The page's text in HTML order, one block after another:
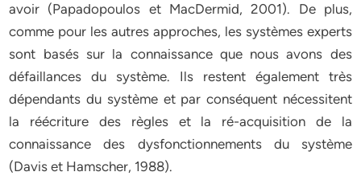
avoir (Papadopoulos et MacDermid, 2001). De plus,
comme pour les autres approches, les systèmes experts
sont basés sur la connaissance que nous avons des
défaillances du système. Ils restent également très
dépendants du système et par conséquent nécessitent
la réécriture des règles et la ré-acquisition de la
connaissance des dysfonctionnements du système
(Davis et Hamscher, 1988).